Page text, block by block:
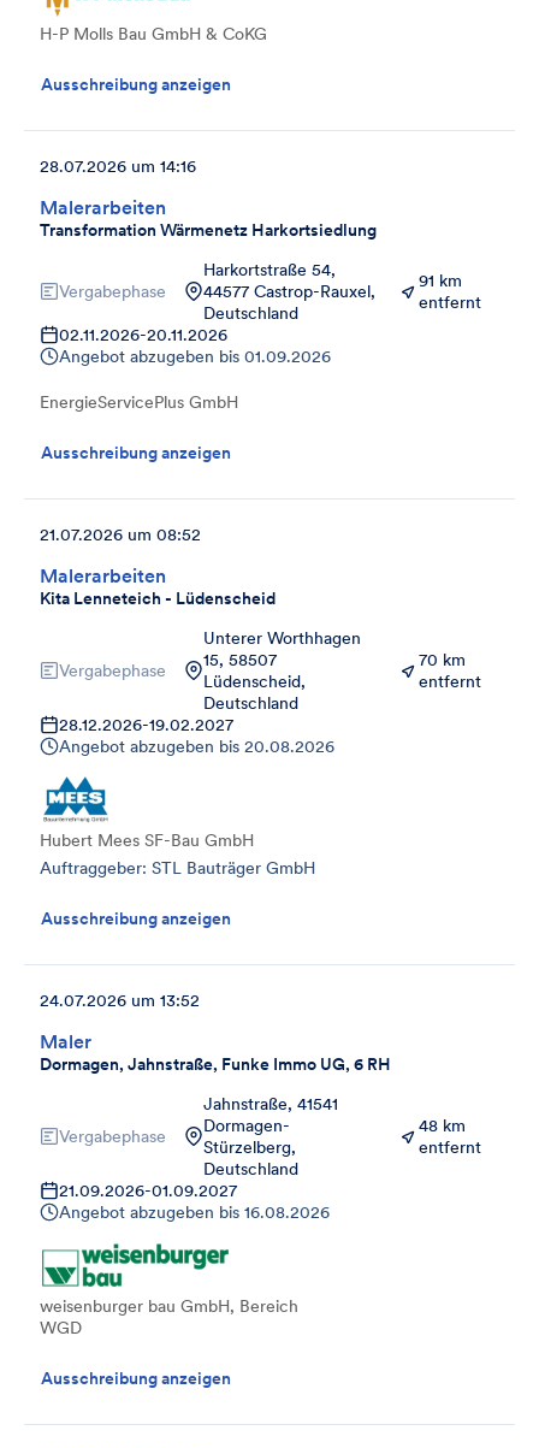
H-P Molls Bau GmbH & CoKG
Ausschreibung anzeigen
Malerarbeiten
Transformation Wärmenetz Harkortsiedlung
28.07.2026 um 14:16
Vergabephase
Harkortstraße 54,
44577 Castrop-Rauxel,
Deutschland
91 km
entfernt
02.11.2026-20.11.2026
Angebot abzugeben bis 01.09.2026
EnergieServicePlus GmbH
Ausschreibung anzeigen
Malerarbeiten
Kita Lenneteich - Lüdenscheid
21.07.2026 um 08:52
Vergabephase
Unterer Worthhagen
15, 58507
Lüdenscheid,
Deutschland
70 km
entfernt
28.12.2026-19.02.2027
Angebot abzugeben bis 20.08.2026
Hubert Mees SF-Bau GmbH
Auftraggeber: STL Bauträger GmbH
Ausschreibung anzeigen
Maler
Dormagen, Jahnstraße, Funke Immo UG, 6 RH
24.07.2026 um 13:52
Vergabephase
Jahnstraße, 41541
Dormagen-
Stürzelberg,
Deutschland
48 km
entfernt
21.09.2026-01.09.2027
Angebot abzugeben bis 16.08.2026
weisenburger bau GmbH, Bereich
WGD
Ausschreibung anzeigen